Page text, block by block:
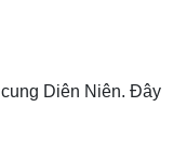
Diên Niên. Đây